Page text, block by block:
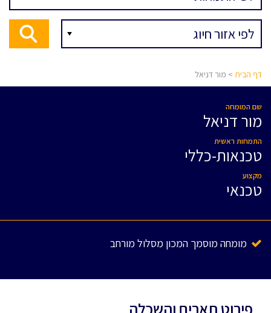
דף הבית > מור דניאל
שם המומחה
מור דניאל
התמחות ראשית
טכנאות-כללי
מקצוע
טכנאי
מומחה מוסמך המכון מסלול מורחב
פירוט תארים והשכלה